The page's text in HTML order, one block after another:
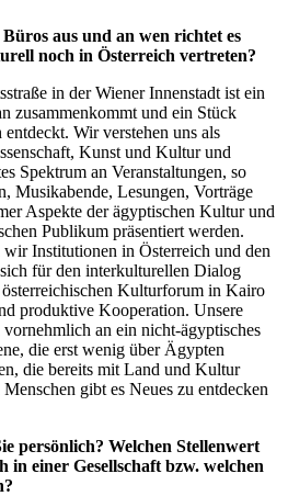
aus und an wen richtet es
noch in Österreich vertreten?
in der Wiener Innenstadt ist ein
zusammenkommt und ein Stück
Wir verstehen uns als
Kunst und Kultur und
Spektrum an Veranstaltungen, so
Musikabende, Lesungen, Vorträge
Aspekte der ägyptischen Kultur und
Publikum präsentiert werden.
Institutionen in Österreich und den
für den interkulturellen Dialog
Kulturforum in Kairo
produktive Kooperation. Unsere
an ein nicht-ägyptisches
die erst wenig über Ägypten
die bereits mit Land und Kultur
gibt es Neues zu entdecken
persönlich? Welchen Stellenwert
in einer Gesellschaft bzw. welchen